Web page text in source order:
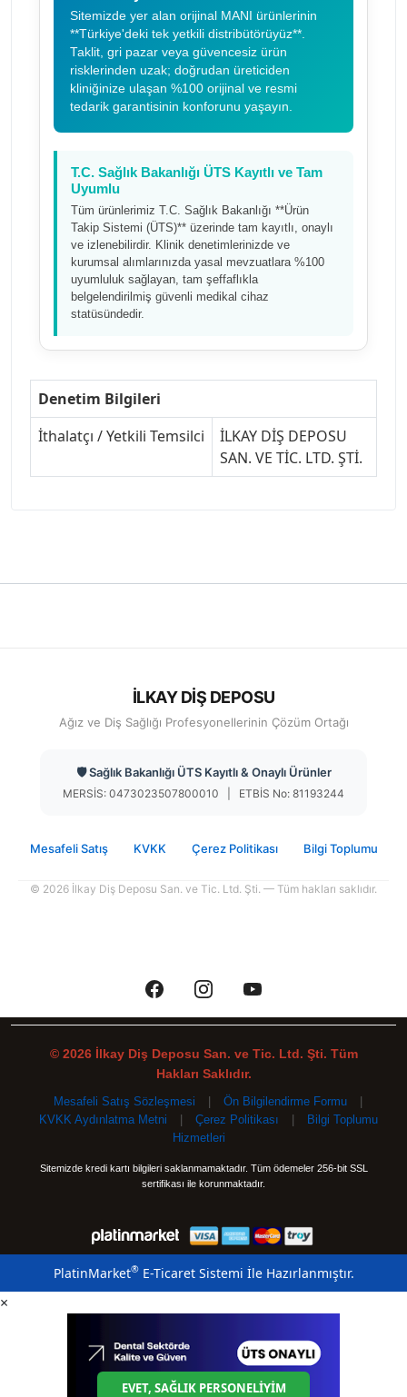
Sitemizde yer alan orijinal MANI ürünlerinin
**Türkiye'deki tek yetkili distribütörüyüz**.
Taklit, gri pazar veya güvencesiz ürün
risklerinden uzak; doğrudan üreticiden
kliniğinize ulaşan %100 orijinal ve resmi
tedarik garantisinin konforunu yaşayın.
T.C. Sağlık Bakanlığı ÜTS Kayıtlı ve Tam
Uyumlu
Tüm ürünlerimiz T.C. Sağlık Bakanlığı **Ürün
Takip Sistemi (ÜTS)** üzerinde tam kayıtlı, onaylı
ve izlenebilirdir. Klinik denetimlerinizde ve
kurumsal alımlarınızda yasal mevzuatlara %100
uyumluluk sağlayan, tam şeffaflıkla
belgelendirilmiş güvenli medikal cihaz
statüsündedir.
Denetim Bilgileri
İthalatçı / Yetkili Temsilci
İLKAY DİŞ DEPOSU
SAN. VE TİC. LTD. ŞTİ.
İLKAY DİŞ DEPOSU
Ağız ve Diş Sağlığı Profesyonellerinin Çözüm Ortağı
🛡️ Sağlık Bakanlığı ÜTS Kayıtlı & Onaylı Ürünler
MERSİS: 0473023507800010 | ETBİS No: 81193244
Mesafeli Satış KVKK Çerez Politikası Bilgi Toplumu
© 2026 İlkay Diş Deposu San. ve Tic. Ltd. Şti. — Tüm hakları saklıdır.
© 2026 İlkay Diş Deposu San. ve Tic. Ltd. Şti. Tüm
Hakları Saklıdır.
Mesafeli Satış Sözleşmesi | Ön Bilgilendirme Formu
|
KVKK Aydınlatma Metni
| Çerez Politikası |
Bilgi Toplumu
Hizmetleri
Sitemizde kredi kartı bilgileri saklanmamaktadır. Tüm ödemeler 256-bit SSL
sertifikası ile korunmaktadır.
PlatinMarket®E-Ticaret Sistemi İle Hazırlanmıştır.
×
EVET, SAĞLIK PERSONELİYİM